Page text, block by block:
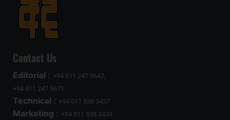
Contact Us
Editorial : +94 011 247 9642,
+94 011 247 9671
Technical : +94 011 538 3437
Marketing : +94 011 538 3439